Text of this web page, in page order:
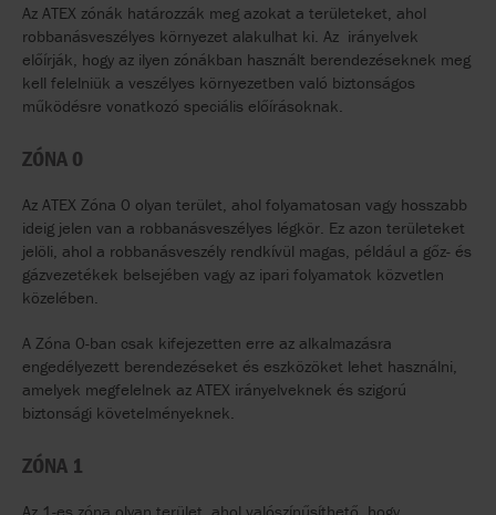
Az ATEX zónák határozzák meg azokat a területeket, ahol
robbanásveszélyes környezet alakulhat ki. Az irányelvek
előírják, hogy az ilyen zónákban használt berendezéseknek meg
kell felelniük a veszélyes környezetben való biztonságos
működésre vonatkozó speciális előírásoknak.
ZÓNA 0
Az ATEX Zóna 0 olyan terület, ahol folyamatosan vagy hosszabb
ideig jelen van a robbanásveszélyes légkör. Ez azon területeket
jelöli, ahol a robbanásveszély rendkívül magas, például a gőz- és
gázvezetékek belsejében vagy az ipari folyamatok közvetlen
közelében.
A Zóna 0-ban csak kifejezetten erre az alkalmazásra
engedélyezett berendezéseket és eszközöket lehet használni,
amelyek megfelelnek az ATEX irányelveknek és szigorú
biztonsági követelményeknek.
ZÓNA 1
Az 1-es zóna olyan terület, ahol valószínűsíthető, hogy